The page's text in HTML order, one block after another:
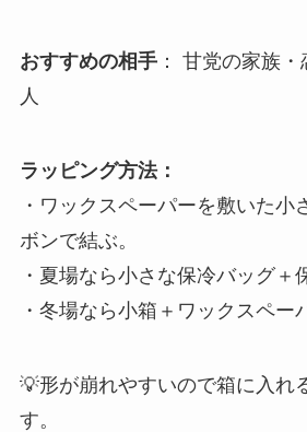
おすすめの相手： 甘党の家族・
人
ラッピング方法：
・ワックスペーパーを敷いた小
ボンで結ぶ。
・夏場なら小さな保冷バッグ＋
・冬場なら小箱＋ワックスペー
💡形が崩れやすいので箱に入れ
す。